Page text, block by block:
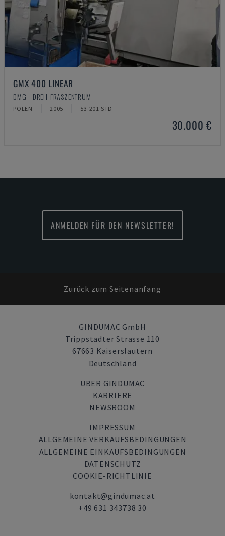
GMX 400 LINEAR
DMG - DREH-FRÄSZENTRUM
POLEN 2005 53.201 STD
30.000 €
ANMELDEN FÜR DEN NEWSLETTER!
Zurück zum Seitenanfang
GINDUMAC GmbH
Trippstadter Strasse 110
67663 Kaiserslautern
Deutschland
ÜBER GINDUMAC
KARRIERE
NEWSROOM
IMPRESSUM
ALLGEMEINE VERKAUFSBEDINGUNGEN
ALLGEMEINE EINKAUFSBEDINGUNGEN
DATENSCHUTZ
COOKIE-RICHTLINIE
kontakt@gindumac.at
+49 631 343738 30